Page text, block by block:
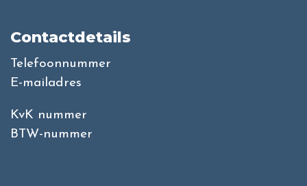
Contactdetails
Telefoonnummer
E-mailadres
KvK nummer
BTW-nummer